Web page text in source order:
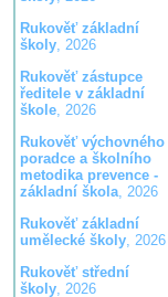
Rukověť základní
školy, 2026
Rukověť zástupce
ředitele v základní
škole, 2026
Rukověť výchovného
poradce a školního
metodika prevence -
základní škola, 2026
Rukověť základní
umělecké školy, 2026
Rukověť střední
školy, 2026